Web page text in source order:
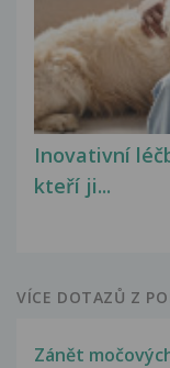
Inovativní
kteří ji...
VÍCE DOTAZŮ Z
Zánět